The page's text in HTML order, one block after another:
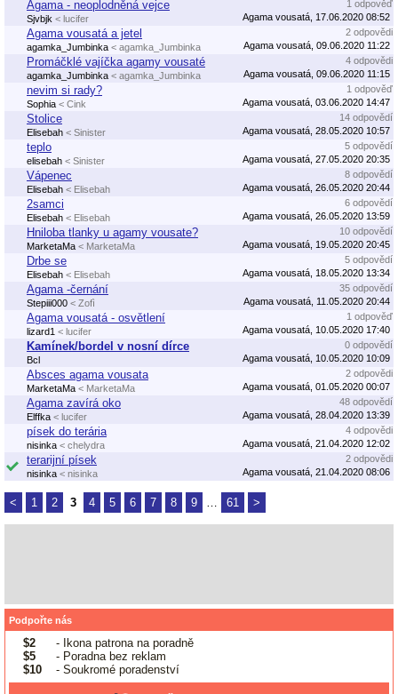
Agama - neoplodněná vejce
1 odpověď
Sjvbjk < lucifer Agama vousatá, 17.06.2020 08:52
Agama vousatá a jetel
2 odpovědi
agamka_Jumbinka < agamka_Jumbinka Agama vousatá, 09.06.2020 11:22
Promáčklé vajíčka agamy vousaté
4 odpovědi
agamka_Jumbinka < agamka_Jumbinka Agama vousatá, 09.06.2020 11:15
nevim si rady?
1 odpověď
Sophia < Cink Agama vousatá, 03.06.2020 14:47
Stolice
14 odpovědí
Elisebah < Sinister Agama vousatá, 28.05.2020 10:57
teplo
5 odpovědí
elisebah < Sinister Agama vousatá, 27.05.2020 20:35
Vápenec
8 odpovědí
Elisebah < Elisebah Agama vousatá, 26.05.2020 20:44
2samci
6 odpovědí
Elisebah < Elisebah Agama vousatá, 26.05.2020 13:59
Hniloba tlanky u agamy vousate?
10 odpovědí
MarketaMa < MarketaMa Agama vousatá, 19.05.2020 20:45
Drbe se
5 odpovědí
Elisebah < Elisebah Agama vousatá, 18.05.2020 13:34
Agama -černání
35 odpovědí
Stepiii000 < Zofì Agama vousatá, 11.05.2020 20:44
Agama vousatá - osvětlení
1 odpověď
lizard1 < lucifer Agama vousatá, 10.05.2020 17:40
Kamínek/bordel v nosní dírce
0 odpovědí
Bcl
Agama vousatá, 10.05.2020 10:09
Absces agama vousata
2 odpovědi
MarketaMa < MarketaMa Agama vousatá, 01.05.2020 00:07
Agama zavírá oko
48 odpovědí
Elffka < lucifer Agama vousatá, 28.04.2020 13:39
písek do terária
4 odpovědi
nisinka < chelydra Agama vousatá, 21.04.2020 12:02
terarijní písek
2 odpovědi
nisinka < nisinka Agama vousatá, 21.04.2020 08:06
< 1 2 3 4 5 6 7 8 9 61 >
Podpořte nás
$2
- Ikona patrona na poradně
$5
- Poradna bez reklam
$10
- Soukromé poradenství